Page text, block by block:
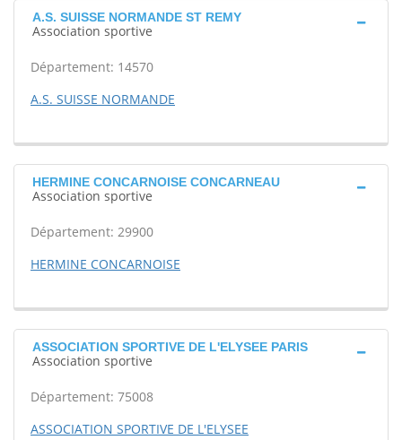
A.S. SUISSE NORMANDE ST REMY
Association sportive
Département: 14570
A.S. SUISSE NORMANDE
HERMINE CONCARNOISE CONCARNEAU
Association sportive
Département: 29900
HERMINE CONCARNOISE
ASSOCIATION SPORTIVE DE L'ELYSEE PARIS
Association sportive
Département: 75008
ASSOCIATION SPORTIVE DE L'ELYSEE